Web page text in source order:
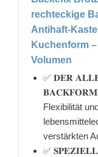
rechteckige
Antihaft-
Kuchenform –
Volumen
✅ 𝐃𝐄𝐑
Flexibilität
verstärkten
✅